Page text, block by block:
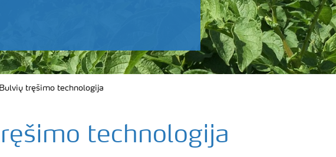
Bulvių tręšimo technologija
technologija